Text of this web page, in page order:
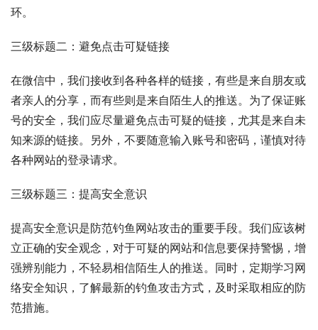
环。
三级标题二：避免点击可疑链接
在微信中，我们接收到各种各样的链接，有些是来自朋友或
者亲人的分享，而有些则是来自陌生人的推送。为了保证账
号的安全，我们应尽量避免点击可疑的链接，尤其是来自未
知来源的链接。另外，不要随意输入账号和密码，谨慎对待
各种网站的登录请求。
三级标题三：提高安全意识
提高安全意识是防范钓鱼网站攻击的重要手段。我们应该树
立正确的安全观念，对于可疑的网站和信息要保持警惕，增
强辨别能力，不轻易相信陌生人的推送。同时，定期学习网
络安全知识，了解最新的钓鱼攻击方式，及时采取相应的防
范措施。